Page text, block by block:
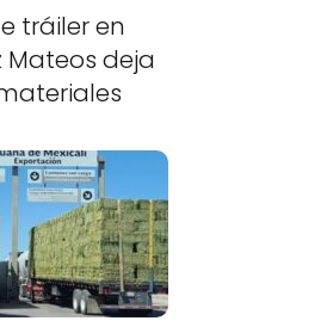
tráiler en
Mateos deja